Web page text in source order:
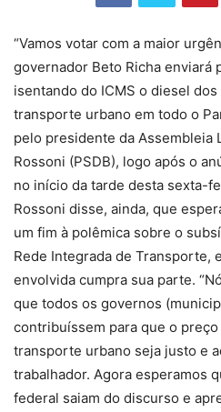
“Vamos votar com a maior
governador Beto Richa enviará
isentando do ICMS o diesel
transporte urbano em todo o
pelo presidente da Assembleia
Rossoni (PSDB), logo após o
no início da tarde desta sexta-
Rossoni disse, ainda, que
um fim à polêmica sobre o
Rede Integrada de Transporte,
envolvida cumpra sua parte.
que todos os governos
contribuíssem para que o preço
transporte urbano seja justo e
trabalhador. Agora esperamos
federal saiam do discurso e